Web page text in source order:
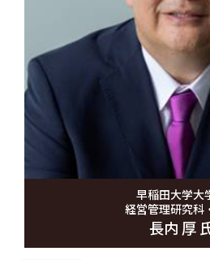
早稲田大学大
経営管理研究科
長内 厚